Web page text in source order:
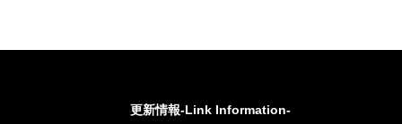
更新情報-Link Information-